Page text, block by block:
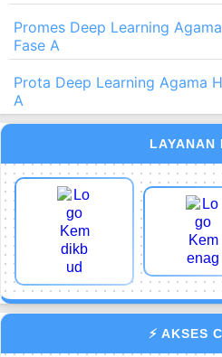
Promes Deep Learning
Fase A
Prota Deep Learning Agama
A
LAYANAN
⚡ AKSES